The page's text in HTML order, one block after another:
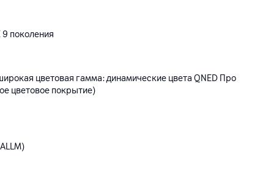
поколения
цветовая гамма: динамические цвета QNED Про
цветовое покрытие)